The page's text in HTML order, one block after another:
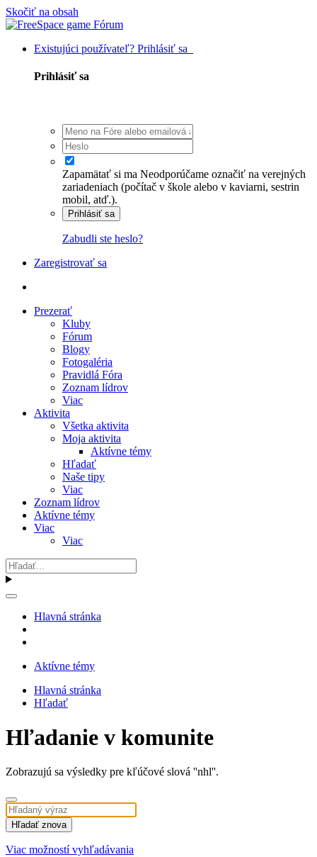
Skočiť na obsah
Existujúci používateľ? Prihlásiť sa
Prihlásiť sa
Zapamätať si ma Neodporúčame označiť na verejných
zariadeniach (počítač v škole alebo v kaviarni, sestrin
mobil, atď.).
Prihlásiť sa
Zabudli ste heslo?
Zaregistrovať sa
Prezerať
Kluby
Fórum
Blogy
Fotogaléria
Pravidlá Fóra
Zoznam lídrov
Viac
Aktivita
Všetka aktivita
Moja aktivita
Aktívne témy
Hľadať
Naše tipy
Viac
Zoznam lídrov
Aktívne témy
Viac
Viac
Hlavná stránka
Aktívne témy
Hlavná stránka
Hľadať
Hľadanie v komunite
Zobrazujú sa výsledky pre kľúčové slová ''nhl''.
Hľadať znova
Viac možností vyhľadávania